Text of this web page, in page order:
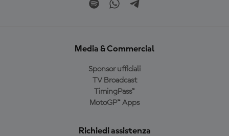
Media & Commercial
Sponsor ufficiali
TV Broadcast
TimingPass™
MotoGP™ Apps
Richiedi assistenza